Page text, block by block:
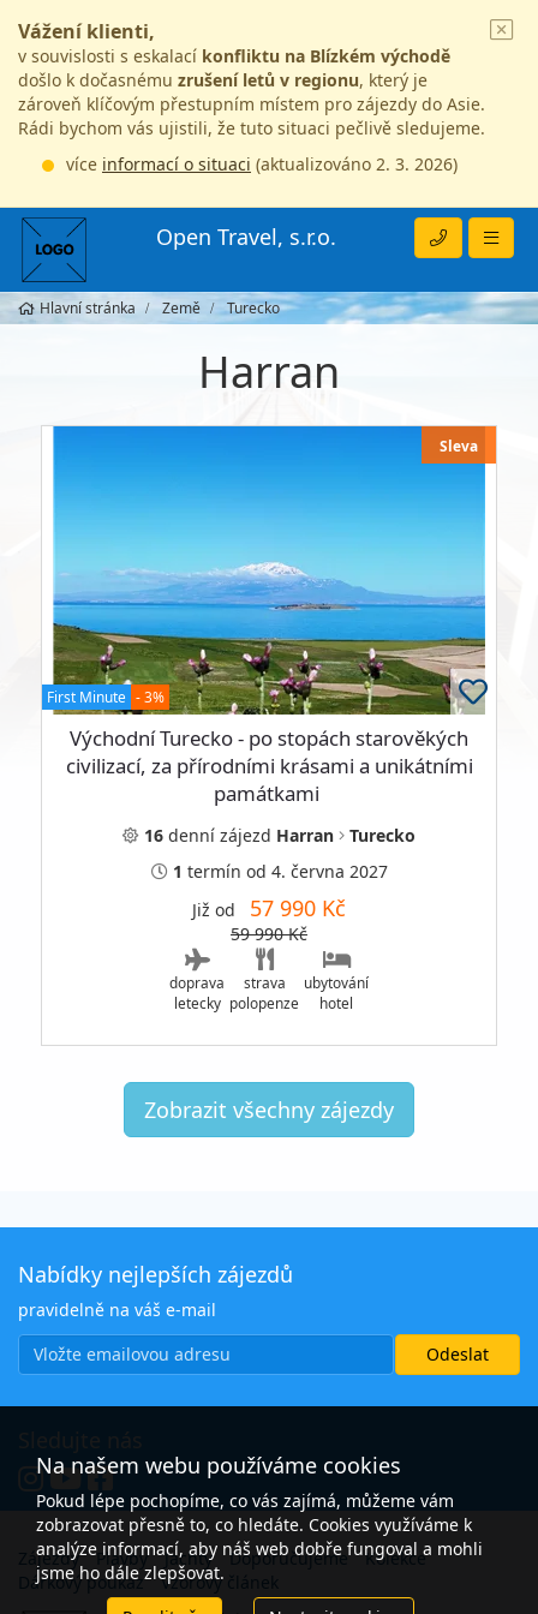
Vážení klienti,
v souvislosti s eskalací konfliktu na Blízkém východě
došlo k dočasnému zrušení letů v regionu, který je
zároveň klíčovým přestupním místem pro zájezdy do Asie.
Rádi bychom vás ujistili, že tuto situaci pečlivě sledujeme.
více informací o situaci (aktualizováno 2. 3. 2026)
Open Travel, s.r.o.
Hlavní stránka Země Turecko
Harran
Sleva
First Minute - 3%
Východní Turecko - po stopách starověkých
civilizací, za přírodními krásami a unikátními
památkami
16 denní zájezd Harran
Turecko
1 termín od 4. června 2027
Již od 57 990 Kč
59 990 Kč
doprava
letecky
strava
polopenze
ubytování
hotel
Zobrazit všechny zájezdy
Nabídky nejlepších zájezdů
pravidelně na váš e-mail
Zájezdy Plavby Jachty Doporučujeme
Kolekce
Dárkový poukaz
Vzorový článek
Na našem webu používáme cookies
Pokud lépe pochopíme, co vás zajímá, můžeme vám
zobrazovat přesně to, co hledáte. Cookies využíváme k
analýze informací, aby náš web dobře fungoval a mohli
jsme ho dále zlepšovat.